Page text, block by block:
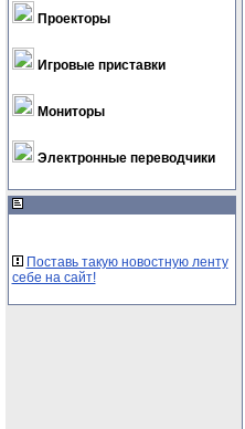
Проекторы
Игровые приставки
Мониторы
Электронные переводчики
Поставь такую новостную ленту
себе на сайт!